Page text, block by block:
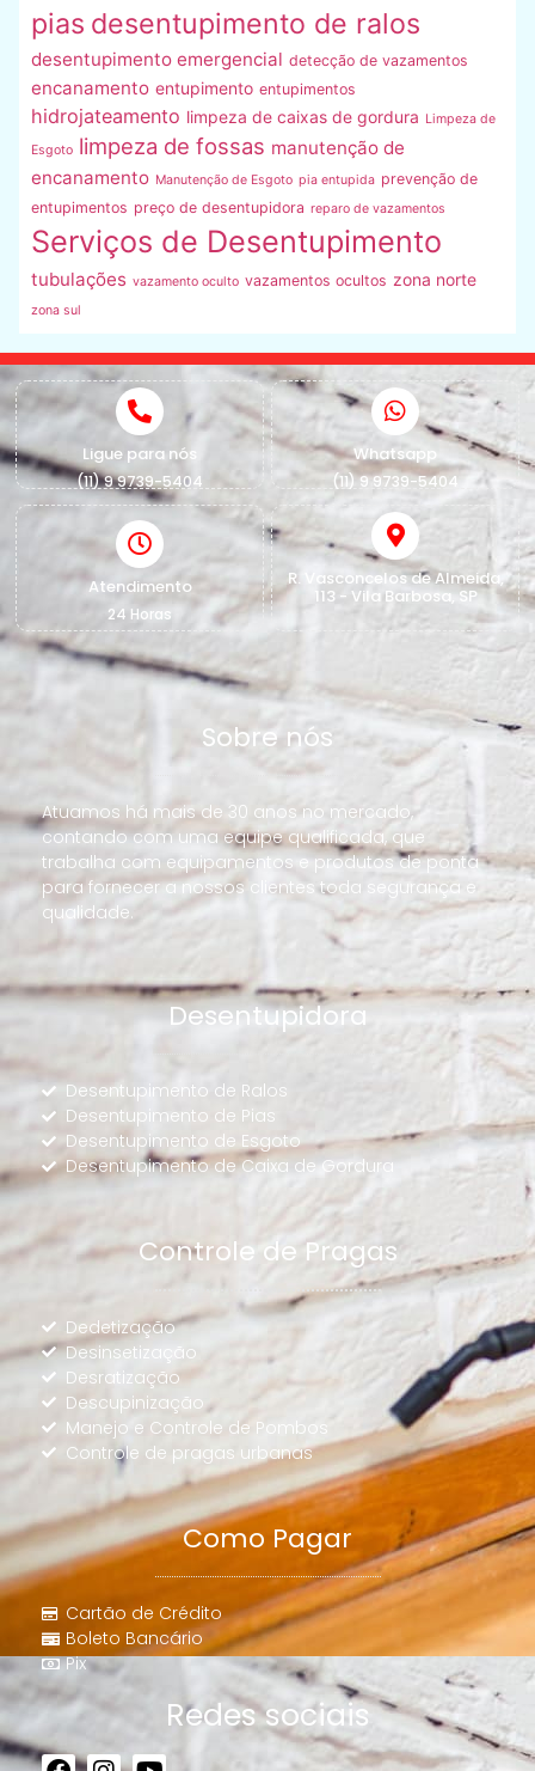
pias desentupimento de ralos
desentupimento emergencial detecção de vazamentos
encanamento entupimento entupimentos
hidrojateamento limpeza de caixas de gordura Limpeza de
Esgoto limpeza de fossas manutenção de
encanamento Manutenção de Esgoto pia entupida prevenção de
entupimentos preço de desentupidora reparo de vazamentos
Serviços de Desentupimento
tubulações vazamento oculto vazamentos ocultos zona norte
zona sul
Ligue para nós
(11) 9 9739-5404
Whatsapp
(11) 9 9739-5404
Atendimento
24 Horas
R. Vasconcelos de Almeida,
113 - Vila Barbosa, SP
Sobre nós
Atuamos há mais de 30 anos no mercado,
contando com uma equipe qualificada, que
trabalha com equipamentos e produtos de ponta
para fornecer a nossos clientes toda segurança e
qualidade.
Desentupidora
Desentupimento de Ralos
Desentupimento de Pias
Desentupimento de Esgoto
Desentupimento de Caixa de Gordura
Controle de Pragas
Dedetização
Desinsetização
Desratização
Descupinização
Manejo e Controle de Pombos
Controle de pragas urbanas
Como Pagar
Cartão de Crédito
Boleto Bancário
Pix
Redes sociais